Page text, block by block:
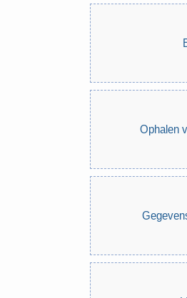
Ophalen